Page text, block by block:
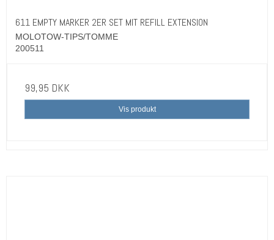
611 EMPTY MARKER 2ER SET MIT REFILL EXTENSION
MOLOTOW-TIPS/TOMME
200511
99,95 DKK
Vis produkt